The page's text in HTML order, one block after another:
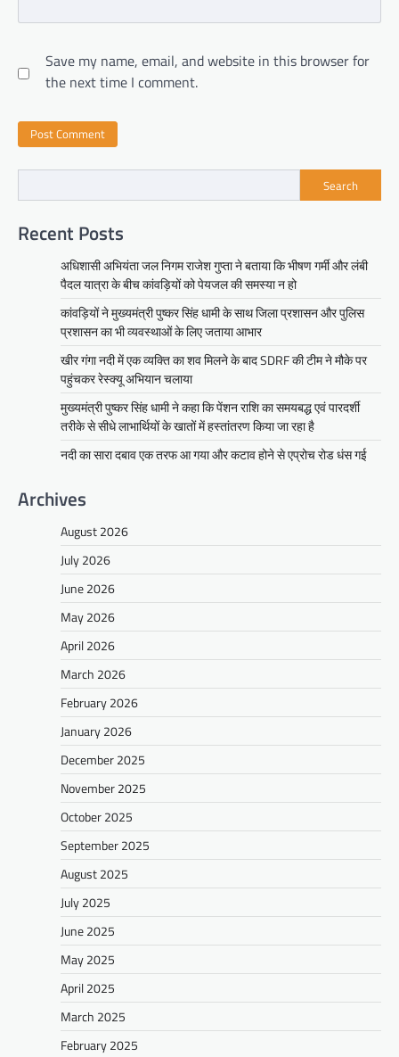
Save my name, email, and website in this browser for
the next time I comment.
Search
Recent Posts
अधिशासी अभियंता जल निगम राजेश गुप्ता ने बताया कि भीषण गर्मी और लंबी
पैदल यात्रा के बीच कांवड़ियों को पेयजल की समस्या न हो
कांवड़ियों ने मुख्यमंत्री पुष्कर सिंह धामी के साथ जिला प्रशासन और पुलिस
प्रशासन का भी व्यवस्थाओं के लिए जताया आभार
खीर गंगा नदी में एक व्यक्ति का शव मिलने के बाद SDRF की टीम ने मौके पर
पहुंचकर रेस्क्यू अभियान चलाया
मुख्यमंत्री पुष्कर सिंह धामी ने कहा कि पेंशन राशि का समयबद्ध एवं पारदर्शी
तरीके से सीधे लाभार्थियों के खातों में हस्तांतरण किया जा रहा है
नदी का सारा दबाव एक तरफ आ गया और कटाव होने से एप्रोच रोड धंस गई
Archives
August 2026
July 2026
June 2026
May 2026
April 2026
March 2026
February 2026
January 2026
December 2025
November 2025
October 2025
September 2025
August 2025
July 2025
June 2025
May 2025
April 2025
March 2025
February 2025